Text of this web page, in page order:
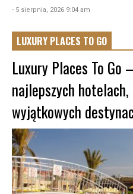
- 5 sierpnia, 2026 9:04 am
LUXURY PLACES TO GO
Luxury Places To Go
najlepszych
wyjątkowych